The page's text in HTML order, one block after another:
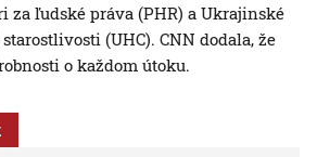
za ľudské práva (PHR) a Ukrajinské
(UHC). CNN dodala, že
o každom útoku.